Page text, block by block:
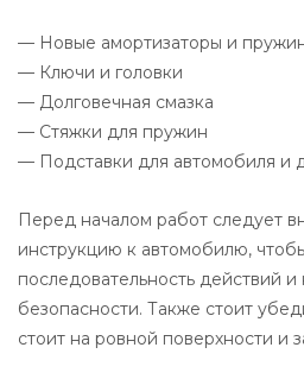
— Новые амортизаторы и
— Ключи и головки
— Долговечная смазка
— Стяжки для пружин
— Подставки для автомобиля и
Перед началом работ следует
инструкцию к автомобилю,
последовательность действий
безопасности. Также стоит
стоит на ровной поверхности и